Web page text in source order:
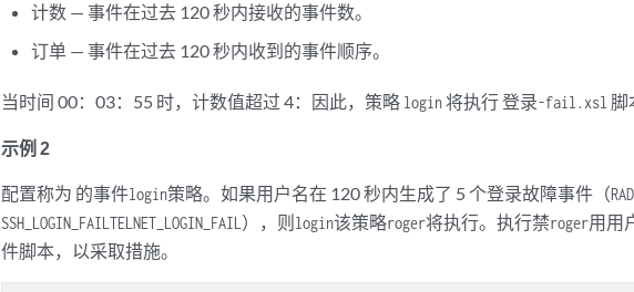
计数 — 事件在过去 120 秒内接收的事件数。
订单 — 事件在过去 120 秒内收到的事件顺序。
当时间 00：03：55 时，计数值超过 4：因此，策略 login将执行登录-fail.xsl 脚
示例 2
配置称为 的事件login策略。如果用户名在 120 秒内生成了 5 个登录故障事件（
SSH_LOGIN_FAIL TELNET_LOGIN_FAIL ），则 login该策略roger将执行。执行禁roger用用
件脚本，以采取措施。